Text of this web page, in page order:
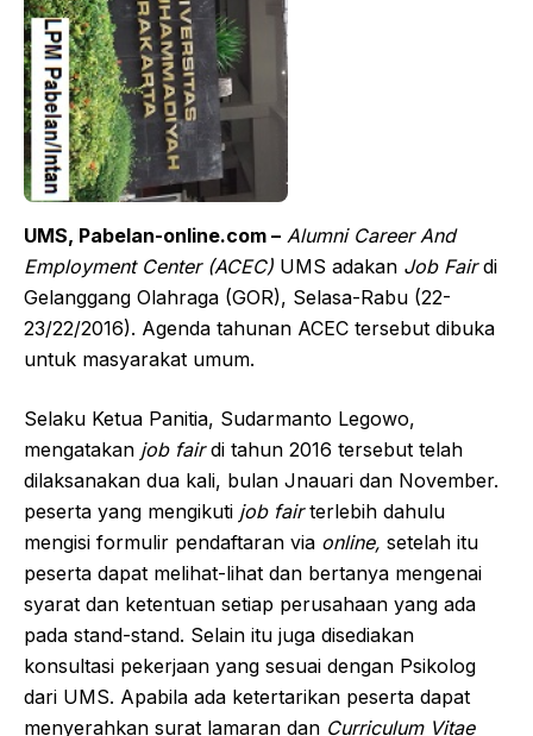
UMS, Pabelan-online.com – Alumni Career And
Employment Center (ACEC) UMS adakan Job Fairdi
Gelanggang Olahraga (GOR), Selasa-Rabu (22-
23/22/2016). Agenda tahunan ACEC tersebut dibuka
untuk masyarakat umum.
Selaku Ketua Panitia, Sudarmanto Legowo,
mengatakan job fairdi tahun 2016 tersebut telah
dilaksanakan dua kali, bulan Jnauari dan November.
peserta yang mengikuti job fairterlebih dahulu
mengisi formulir pendaftaran via online, setelah itu
peserta dapat melihat-lihat dan bertanya mengenai
syarat dan ketentuan setiap perusahaan yang ada
pada stand-stand. Selain itu juga disediakan
konsultasi pekerjaan yang sesuai dengan Psikolog
dari UMS. Apabila ada ketertarikan peserta dapat
menyerahkan surat lamaran dan Curriculum Vitae